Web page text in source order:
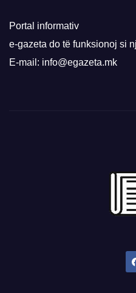
Portal informativ
e-gazeta do të funksionoj si
E-mail: info@egazeta.mk